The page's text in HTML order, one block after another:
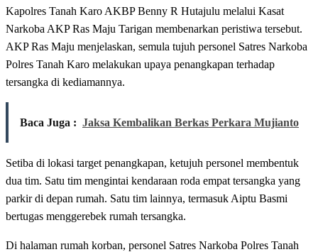
Kapolres Tanah Karo AKBP Benny R Hutajulu melalui Kasat
Narkoba AKP Ras Maju Tarigan membenarkan peristiwa tersebut.
AKP Ras Maju menjelaskan, semula tujuh personel Satres Narkoba
Polres Tanah Karo melakukan upaya penangkapan terhadap
tersangka di kediamannya.
Baca Juga : Jaksa Kembalikan Berkas Perkara Mujianto
Setiba di lokasi target penangkapan, ketujuh personel membentuk
dua tim. Satu tim mengintai kendaraan roda empat tersangka yang
parkir di depan rumah. Satu tim lainnya, termasuk Aiptu Basmi
bertugas menggerebek rumah tersangka.
Di halaman rumah korban, personel Satres Narkoba Polres Tanah